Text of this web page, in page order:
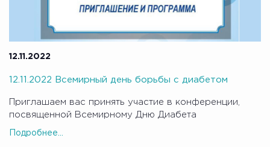
12.11.2022
12.11.2022 Всемирный день борьбы с диабетом
Приглашаем вас принять участие в конференции,
посвященной Всемирному Дню Диабета
Подробнее...